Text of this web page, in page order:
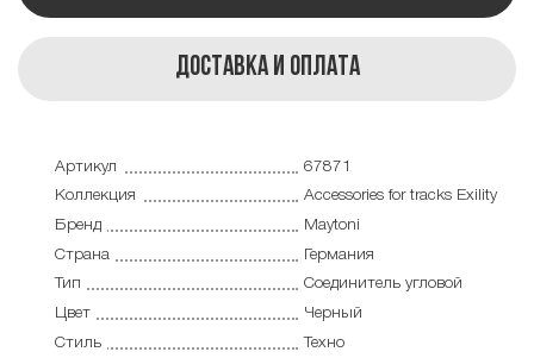
Доставка и оплата
Артикул
67871
Коллекция
Accessories for tracks Exility
Бренд
Maytoni
Страна
Германия
Тип
Соединитель угловой
Цвет
Черный
Стиль
Техно